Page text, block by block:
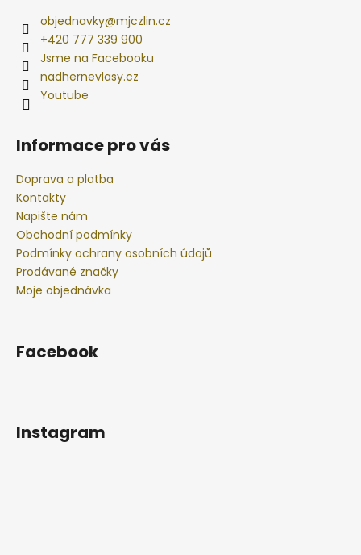
objednavky@mjczlin.cz
+420 777 339 900
Jsme na Facebooku
nadhernevlasy.cz
Youtube
Informace pro vás
Doprava a platba
Kontakty
Napište nám
Obchodní podmínky
Podmínky ochrany osobních údajů
Prodávané značky
Moje objednávka
Facebook
Instagram